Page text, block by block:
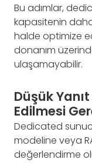
Bu adımlar,
kapasitenin daha
halde optimize
donanım
ulaşamayabilir.
Düşük
Edilmesi
Dedicated
modeline veya
değerlendirme